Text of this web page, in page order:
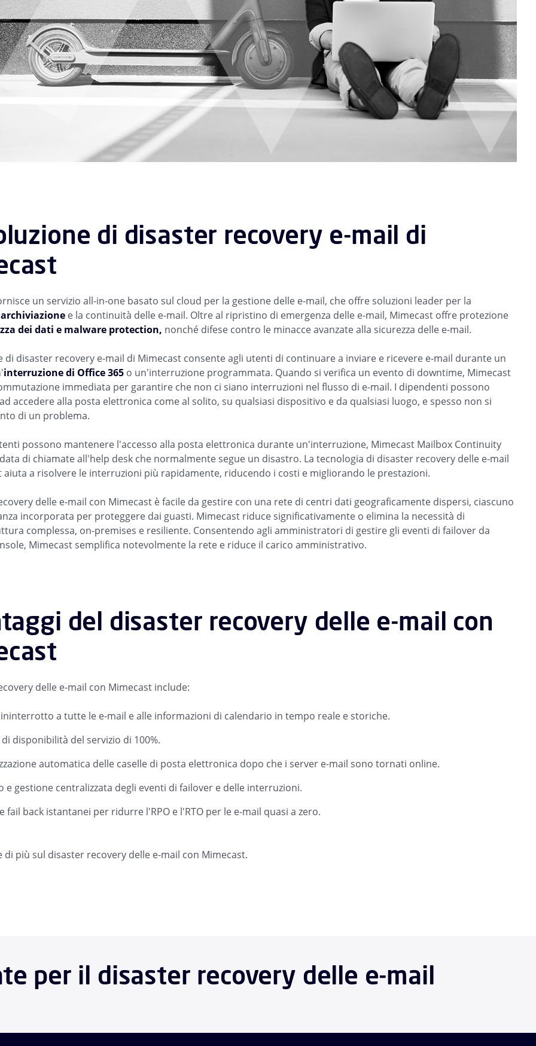
di disaster recovery e-mail di
un servizio all-in-one basato sul cloud per la gestione delle e-mail, che offre soluzioni leader per la
archiviazionee la continuità delle e-mail. Oltre al ripristino di emergenza delle e-mail, Mimecast offre protezione
dei dati e malware protection, nonché difese contro le minacce avanzate alla sicurezza delle e-mail.
di disaster recovery e-mail di Mimecast consente agli utenti di continuare a inviare e ricevere e-mail durante un
interruzione di Office 365o un'interruzione programmata. Quando si verifica un evento di downtime, Mimecast
immediata per garantire che non ci siano interruzioni nel flusso di e-mail. I dipendenti possono
accedere alla posta elettronica come al solito, su qualsiasi dispositivo e da qualsiasi luogo, e spesso non si
di un problema.
possono mantenere l'accesso alla posta elettronica durante un'interruzione, Mimecast Mailbox Continuity
di chiamate all'help desk che normalmente segue un disastro. La tecnologia di disaster recovery delle e-mail
aiuta a risolvere le interruzioni più rapidamente, riducendo i costi e migliorando le prestazioni.
delle e-mail con Mimecast è facile da gestire con una rete di centri dati geograficamente dispersi, ciascuno
incorporata per proteggere dai guasti. Mimecast riduce significativamente o elimina la necessità di
complessa, on-premises e resiliente. Consentendo agli amministratori di gestire gli eventi di failover da
Mimecast semplifica notevolmente la rete e riduce il carico amministrativo.
del disaster recovery delle e-mail con
delle e-mail con Mimecast include:
a tutte le e-mail e alle informazioni di calendario in tempo reale e storiche.
di disponibilità del servizio di 100%.
automatica delle caselle di posta elettronica dopo che i server e-mail sono tornati online.
e gestione centralizzata degli eventi di failover e delle interruzioni.
fail back istantanei per ridurre l'RPO e l'RTO per le e-mail quasi a zero.
di più sul disaster recovery delle e-mail con Mimecast.
per il disaster recovery delle e-mail